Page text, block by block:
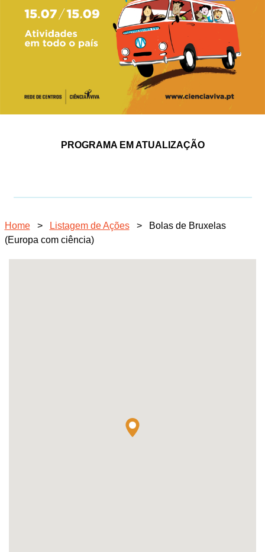
PROGRAMA EM ATUALIZAÇÃO
Home > Listagem de Ações >
Bolas de Bruxelas
(Europa com ciência)